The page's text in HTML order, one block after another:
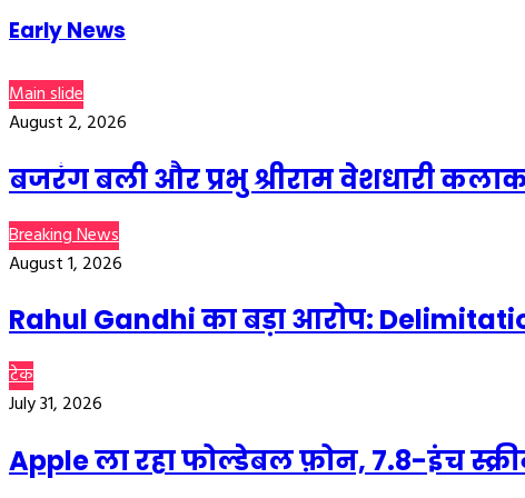
Early News
Main slide
August 2, 2026
बजरंग बली और प्रभु श्रीराम वेशधारी
Breaking News
August 1, 2026
Rahul Gandhi का बड़ा आरोप:
टेक
July 31, 2026
Apple ला रहा फोल्डेबल फ़ोन, 7.8-इंच